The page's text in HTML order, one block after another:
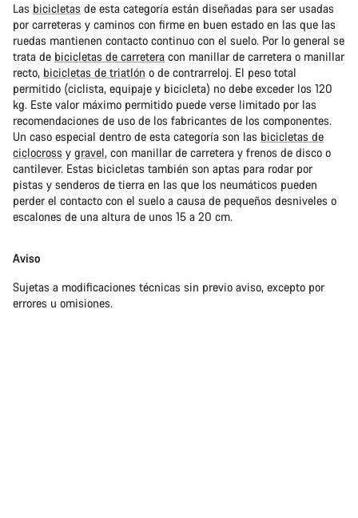
Las bicicletas de esta categoría están diseñadas para ser usadas
por carreteras y caminos con firme en buen estado en las que las
ruedas mantienen contacto continuo con el suelo. Por lo general se
trata de bicicletas de carretera con manillar de carretera o manillar
recto, bicicletas de triatlón o de contrarreloj. El peso total
permitido (ciclista, equipaje y bicicleta) no debe exceder los 120
kg. Este valor máximo permitido puede verse limitado por las
recomendaciones de uso de los fabricantes de los componentes.
Un caso especial dentro de esta categoría son las bicicletas de
ciclocross y gravel, con manillar de carretera y frenos de disco o
cantilever. Estas bicicletas también son aptas para rodar por
pistas y senderos de tierra en las que los neumáticos pueden
perder el contacto con el suelo a causa de pequeños desniveles o
escalones de una altura de unos 15 a 20 cm.
Aviso
Sujetas a modificaciones técnicas sin previo aviso, excepto por
errores u omisiones.